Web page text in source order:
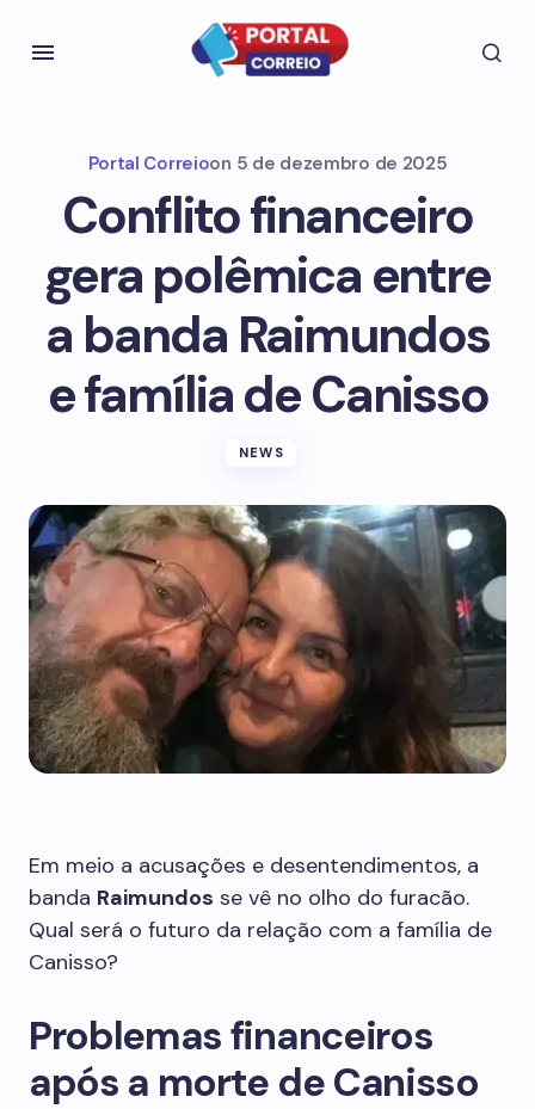
Portal Correioon 5 de dezembro de 2025
Conflito financeiro
gera polêmica entre
a banda Raimundos
e família de Canisso
NEWS
Em meio a acusações e desentendimentos, a
banda Raimundos se vê no olho do furacão.
Qual será o futuro da relação com a família de
Canisso?
Problemas financeiros
após a morte de Canisso